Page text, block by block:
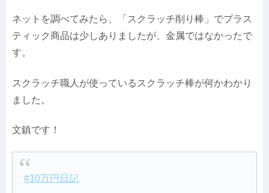
ネットを調べてみたら、「スクラッチ削り棒」でプラス
ティック商品は少しありましたが、金属ではなかったで
す。
スクラッチ職人が使っているスクラッチ棒が何かわかり
ました。
文鎮です！
#10万円日記